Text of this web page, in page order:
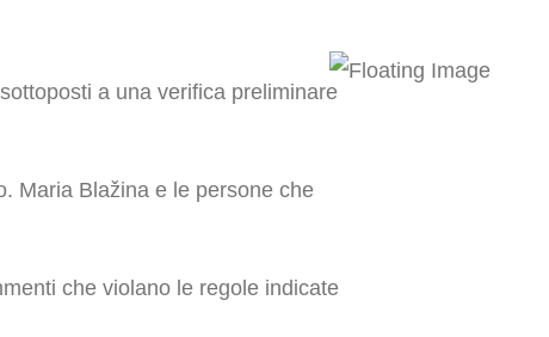
a una verifica preliminare
Maria Blažina e le persone che
che violano le regole indicate